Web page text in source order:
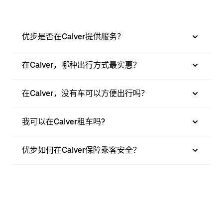
优步是否在Calver提供服务？
在Calver，哪种出行方式最实惠？
在Calver，没有车可以方便出行吗？
我可以在Calver租车吗?
优步如何在Calver保障乘客安全？